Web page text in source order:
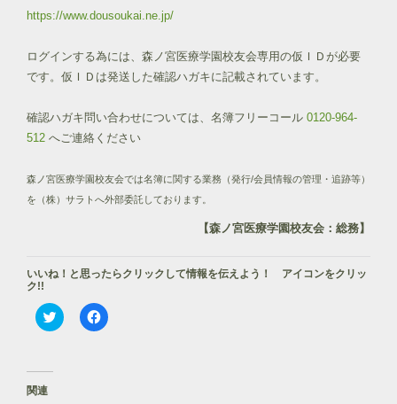
https://www.dousoukai.ne.jp/
ログインする為には、森ノ宮医療学園校友会専用の仮ＩＤが必要
です。仮ＩＤは発送した確認ハガキに記載されています。
確認ハガキ問い合わせについては、名簿フリーコール 0120-964-
512 へご連絡ください
森ノ宮医療学園校友会では名簿に関する業務（発行/会員情報の管理・追跡等）
を（株）サラトへ外部委託しております。
【森ノ宮医療学園校友会：総務】
いいね！と思ったらクリックして情報を伝えよう！ アイコンをクリッ
ク!!
ク
リ
F
a
関連